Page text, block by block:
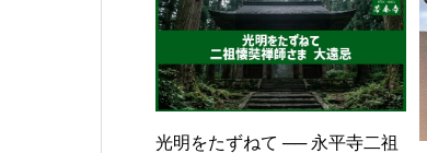
光明をたずねて ── 永平寺二祖